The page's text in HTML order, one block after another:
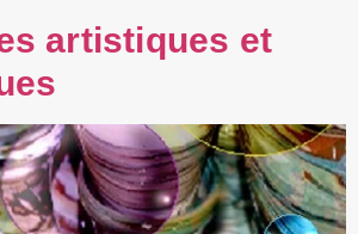
artistiques et